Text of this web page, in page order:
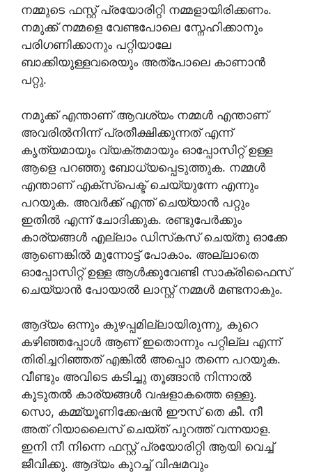
നമ്മുടെ ഫസ്റ്റ് പ്രയോരിറ്റി നമ്മളായിരിക്കണം.
നമുക്ക് നമ്മളെ വേണ്ടപോലെ സ്നേഹിക്കാനും
പരിഗണിക്കാനും പറ്റിയാലേ
ബാക്കിയുള്ളവരെയും അത്പോലെ കാണാൻ
പറ്റു.
നമുക്ക് എന്താണ് ആവശ്യം നമ്മൾ എന്താണ്
അവരിൽനിന്ന് പ്രതീക്ഷിക്കുന്നത് എന്ന്
കൃത്യമായും വ്യക്തമായും ഓപ്പോസിറ്റ് ഉള്ള
ആളെ പറഞ്ഞു ബോധ്യപ്പെടുത്തുക. നമ്മൾ
എന്താണ് എക്സ്പെക്ട് ചെയ്യുന്നേ എന്നും
പറയുക. അവർക്ക് എന്ത് ചെയ്യാൻ പറ്റും
ഇതിൽ എന്ന് ചോദിക്കുക. രണ്ടുപേർക്കും
കാര്യങ്ങൾ എല്ലാം ഡിസ്‌കസ് ചെയ്തു ഓക്കേ
ആണെങ്കിൽ മുന്നോട്ട് പോകാം. അല്ലാതെ
ഓപ്പോസിറ്റ് ഉള്ള ആൾക്കുവേണ്ടി സാക്രിഫൈസ്
ചെയ്യാൻ പോയാൽ ലാസ്റ്റ് നമ്മൾ മണ്ടനാകും.
ആദ്യം ഒന്നും കുഴപ്പമില്ലായിരുന്നു, കുറെ
കഴിഞ്ഞപ്പോൾ ആണ് ഇതൊന്നും പറ്റില്ല എന്ന്
തിരിച്ചറിഞ്ഞത് എങ്കിൽ അപ്പൊ തന്നെ പറയുക.
വീണ്ടും അവിടെ കടിച്ചു തൂങ്ങാൻ നിന്നാൽ
കൂടുതൽ കാര്യങ്ങൾ വഷളാകത്തെ ഒള്ളു.
സൊ, കമ്മ്യൂണിക്കേഷൻ ഈസ്‌ തെ കീ. നീ
അത്‌ റിയാലൈസ് ചെയ്ത് പുറത്ത് വന്നയാള.
ഇനി നീ നിന്നെ ഫസ്റ്റ് പ്രയോരിറ്റി ആയി വെച്ച്
ജീവിക്കു. ആദ്യം കുറച്ച് വിഷമവും